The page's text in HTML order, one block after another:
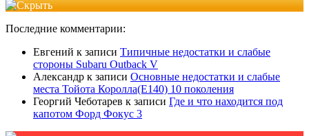
Последние комментарии:
Евгений к записи Типичные недостатки и слабые
стороны Subaru Outback V
Александр к записи Основные недостатки и слабые
места Тойота Королла(Е140) 10 поколения
Георгий Чеботарев к записи Где и что находится под
капотом Форд Фокус 3